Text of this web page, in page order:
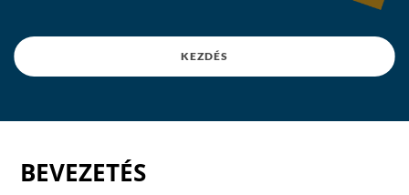
KEZDÉS
BEVEZETÉS